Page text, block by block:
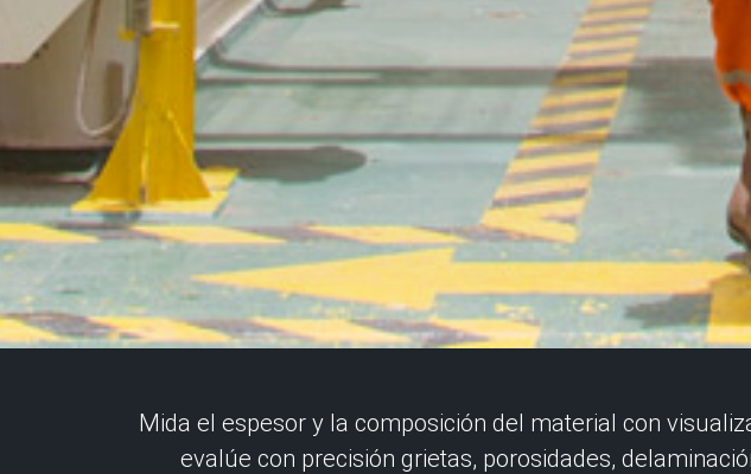
Mida el espesor y la composición del material con
evalúe con precisión grietas, porosidades,